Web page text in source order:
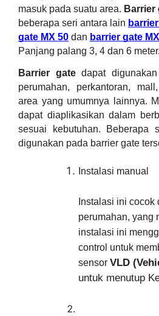
masuk pada suatu area. Barrier
beberapa seri antara lain
gate MX 50 dan barrier gate
Panjang palang 3, 4 dan 6 meter.
Barrier gate dapat
perumahan, perkantoran,
area yang umumnya lainnya.
dapat diaplikasikan dalam
sesuai kebutuhan. Beberapa
digunakan pada barrier gate
Instalasi manual
Instalasi ini
perumahan, yang
instalasi ini
control untuk
sensor VLD
untuk menutup